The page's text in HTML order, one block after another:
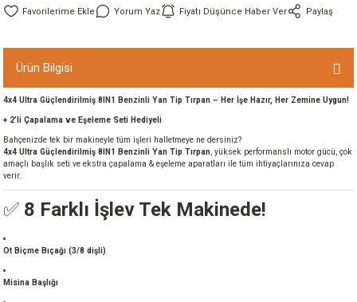
Yorum Yaz Fiyatı Düşünce Haber Ver Paylaş
Ürün Bilgisi
4x4 Ultra Güçlendirilmiş 8IN1 Benzinli Yan Tip Tırpan – Her İşe Hazır, Her Zemine Uygun!
+ 2’li Çapalama ve Eşeleme Seti Hediyeli
Bahçenizde tek bir makineyle tüm işleri halletmeye ne dersiniz?
4x4 Ultra Güçlendirilmiş 8IN1 Benzinli Yan Tip Tırpan , yüksek performanslı motor gücü, çok
amaçlı başlık seti ve ekstra çapalama & eşeleme aparatları ile tüm ihtiyaçlarınıza cevap
verir.
✅ 8 Farklı İşlev Tek Makinede!
Ot Biçme Bıçağı (3/8 dişli)
Misina Başlığı